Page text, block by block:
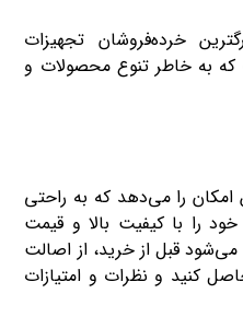
خرده‌فروشان تجهیزات
که به خاطر تنوع محصولات و
امکان را می‌دهد که به راحتی
را با کیفیت بالا و قیمت
قبل از خرید، از اصالت
کنید و نظرات و امتیازات